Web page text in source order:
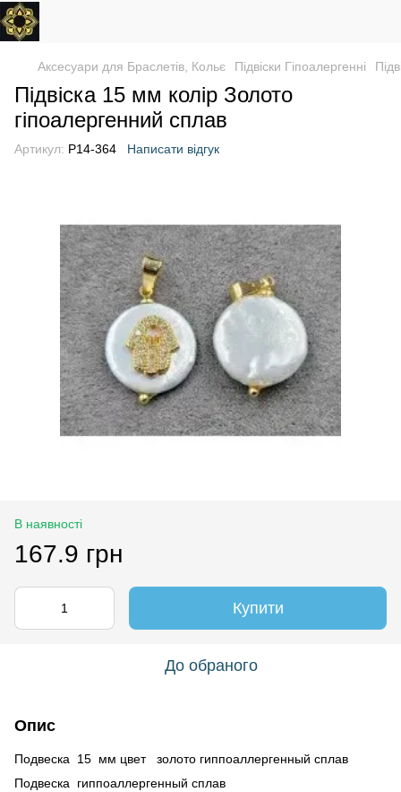
Аксесуари для Браслетів, Кольє Підвіски Гіпоалергенні
Підвіска 15 мм колір Золото
гіпоалергенний сплав
Артикул: P14-364 Написати відгук
В наявності
167.9 грн
Купити
До обраного
Опис
Подвеска 15 мм цвет золото гиппоаллергенный сплав
Подвеска гиппоаллергенный сплав